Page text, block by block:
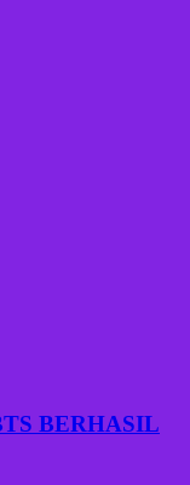
BERHASIL